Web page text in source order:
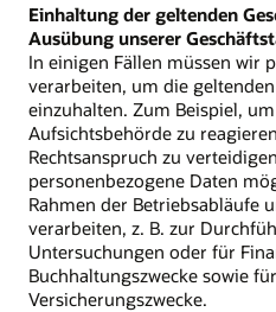
Einhaltung der geltenden
Ausübung unserer
In einigen Fällen müssen wir
verarbeiten, um die
einzuhalten. Zum Beispiel,
Aufsichtsbehörde zu
Rechtsanspruch zu
personenbezogene Daten
Rahmen der Betriebsabläufe
verarbeiten, z. B. zur
Untersuchungen oder für
Buchhaltungszwecke sowie
Versicherungszwecke.